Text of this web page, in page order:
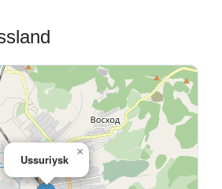
Ussuriysk
×